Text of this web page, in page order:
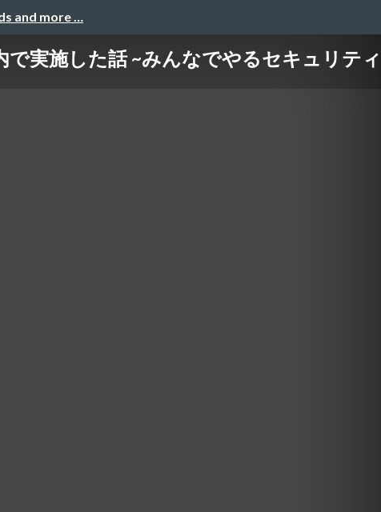
and more …
実施した話 ~みんなでやるセキュリテ